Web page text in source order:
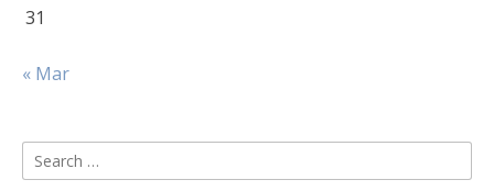
31
« Mar
Search
for: